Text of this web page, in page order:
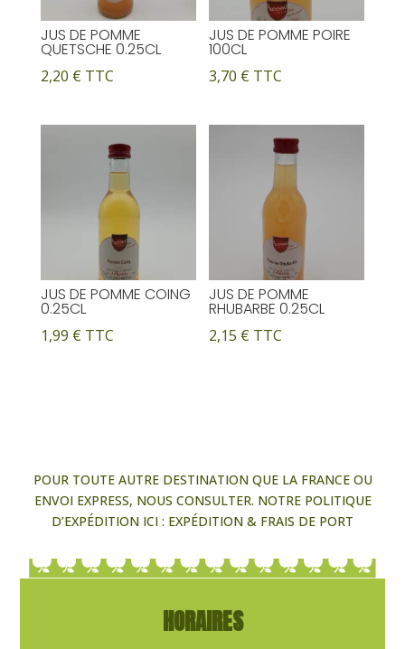
JUS DE POMME
QUETSCHE 0.25CL
2,20 € TTC
JUS DE POMME POIRE
100CL
3,70 € TTC
JUS DE POMME COING
0.25CL
1,99 € TTC
JUS DE POMME
RHUBARBE 0.25CL
2,15 € TTC
POUR TOUTE AUTRE DESTINATION QUE LA FRANCE OU
ENVOI EXPRESS, NOUS CONSULTER. NOTRE POLITIQUE
D’EXPÉDITION ICI : EXPÉDITION & FRAIS DE PORT
HORAIRES